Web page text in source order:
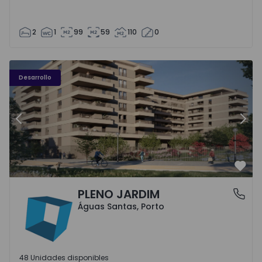
2 1 99 59 110 0
Desarrollo
PLENO JARDIM - 3
Anterior
Águas Santas, PortoPLENO JARDIM
Águas Santas, Porto
48 Unidades disponibles